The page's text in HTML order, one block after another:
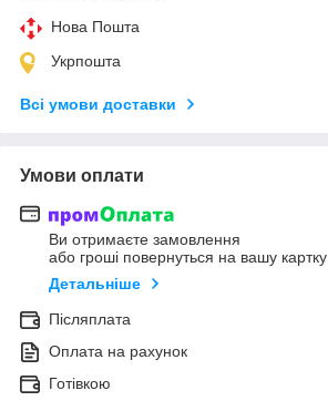
Нова Пошта
Укрпошта
Всі умови доставки
Умови оплати
Ви отримаєте замовлення
або гроші повернуться на вашу картку
Детальніше
Післяплата
Оплата на рахунок
Готівкою